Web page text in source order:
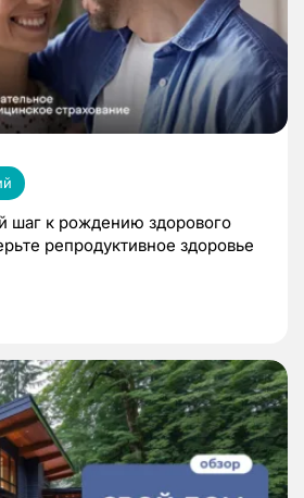
шаг к рождению здорового
репродуктивное здоровье